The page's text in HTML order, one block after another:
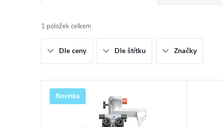
a
z
e
n
1 položek celkem
Dle ceny Dle štítku Značky
VNovinka